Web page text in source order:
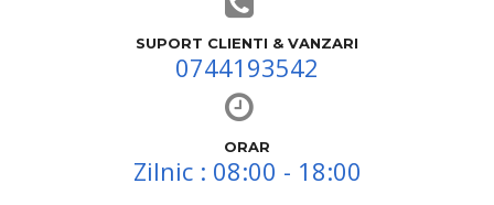
SUPORT CLIENTI & VANZARI
0744193542
ORAR
Zilnic : 08:00 - 18:00